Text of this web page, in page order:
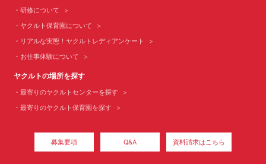
研修について
ヤクルト保育園について
リアルな実態！ヤクルトレディアンケート
お仕事体験について
ヤクルトの場所を探す
最寄りのヤクルトセンターを探す
最寄りのヤクルト保育園を探す
募集要項 Q&A 資料請求はこちら